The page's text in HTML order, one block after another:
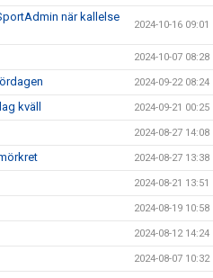
när kallelse
2024-10-16 09:01
2024-10-07 08:28
2024-09-22 08:24
kväll 2024-09-21 00:25
2024-08-27 14:08
2024-08-27 13:38
2024-08-21 13:51
2024-08-19 10:58
2024-08-12 14:24
2024-08-07 10:32